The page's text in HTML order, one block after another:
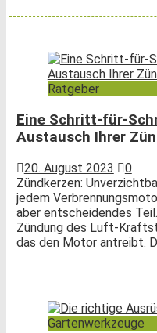
Ratgeber
Eine Schritt-für-
Austausch Ihrer
20. August 2023
0
Zündkerzen:
jedem
aber entscheidendes
Zündung des Luft-
das den Motor antreibt.
Gartenwerkzeuge